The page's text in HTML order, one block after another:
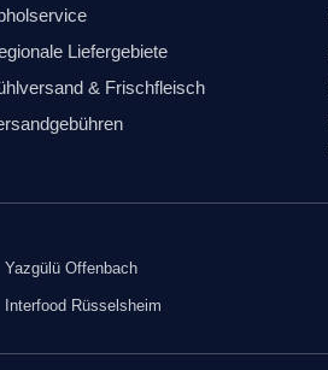
Liefergebiete
& Frischfleisch
Yazgülü Offenbach
Interfood Rüsselsheim